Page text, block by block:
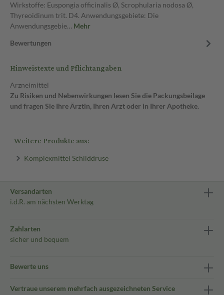
Wirkstoffe: Euspongia officinalis Ø, Scrophularia nodosa Ø,
Thyreoidinum trit. D4. Anwendungsgebiete: Die
Anwendungsgebie… Mehr
Bewertungen
Hinweistexte und Pflichtangaben
Arzneimittel
Zu Risiken und Nebenwirkungen lesen Sie die Packungsbeilage
und fragen Sie Ihre Ärztin, Ihren Arzt oder in Ihrer Apotheke.
Weitere Produkte aus:
Komplexmittel Schilddrüse
Versandarten
i.d.R. am nächsten Werktag
Zahlarten
sicher und bequem
Bewerte uns
Vertraue unserem mehrfach ausgezeichneten Service